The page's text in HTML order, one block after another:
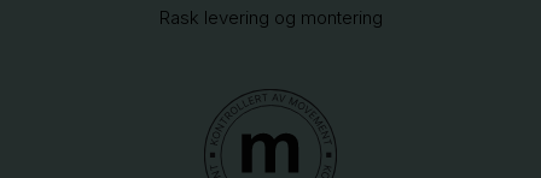
Rask levering og montering